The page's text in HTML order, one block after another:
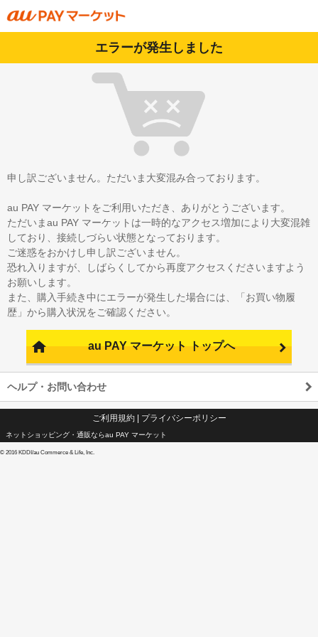
エラーが発生しました
申し訳ございません。ただいま大変混み合っております。
au PAY マーケットをご利用いただき、ありがとうございます。
ただいまau PAY マーケットは一時的なアクセス増加により大変混雑
しており、接続しづらい状態となっております。
ご迷惑をおかけし申し訳ございません。
恐れ入りますが、しばらくしてから再度アクセスくださいますよう
お願いします。
また、購入手続き中にエラーが発生した場合には、「お買い物履
歴」から購入状況をご確認ください。
au PAY マーケット トップへ
ヘルプ・お問い合わせ
ご利用規約| プライバシーポリシー
ネットショッピング・通販ならau PAY マーケット
© 2016 KDDI/au Commerce & Life, Inc.